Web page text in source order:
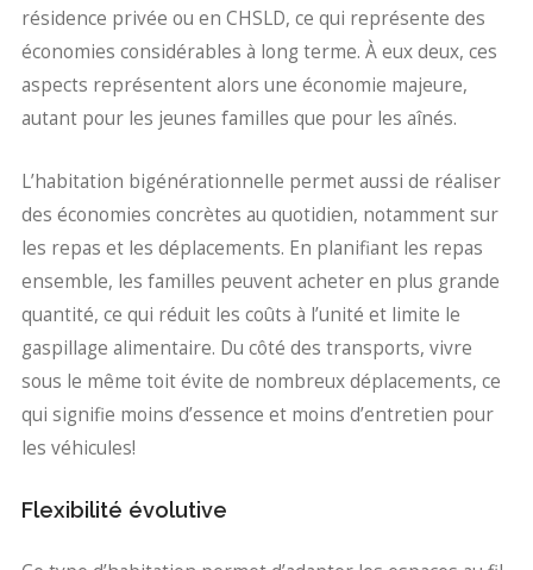
résidence privée ou en CHSLD, ce qui représente des
économies considérables à long terme. À eux deux, ces
aspects représentent alors une économie majeure,
autant pour les jeunes familles que pour les aînés.
L’habitation bigénérationnelle permet aussi de réaliser
des économies concrètes au quotidien, notamment sur
les repas et les déplacements. En planifiant les repas
ensemble, les familles peuvent acheter en plus grande
quantité, ce qui réduit les coûts à l’unité et limite le
gaspillage alimentaire. Du côté des transports, vivre
sous le même toit évite de nombreux déplacements, ce
qui signifie moins d’essence et moins d’entretien pour
les véhicules!
Flexibilité évolutive